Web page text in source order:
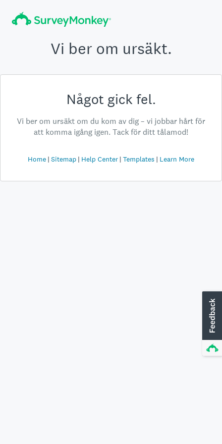
Vi ber om ursäkt.
Något gick fel.
Vi ber om ursäkt om du kom av dig – vi jobbar hårt för
att komma igång igen. Tack för ditt tålamod!
Home Sitemap Help Center Templates Learn More